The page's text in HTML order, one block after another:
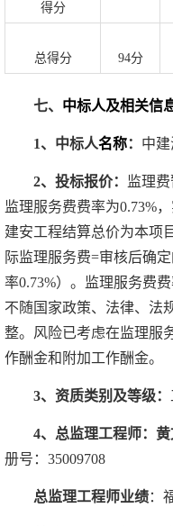
得分
总得分 94分
七、 中标人及相关信
1、中标人名称： 中
2、投标报价： 监理
监理服务费费率为0.73%
建安工程结算总价为本项
际监理服务费=审核后确
率0.73%）。监理服务费
不随国家政策、法律、法
整。风险已考虑在监理服
作酬金和附加工作酬金。
3、资质类别及等级：
4、总监理工程师：
册号： 35009708
总监理工程师业绩：